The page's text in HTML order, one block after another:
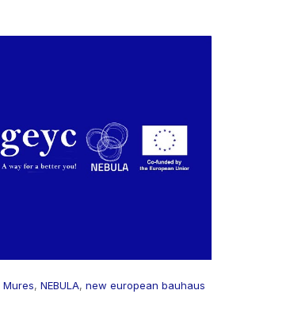
Mures, NEBULA, new european bauhaus